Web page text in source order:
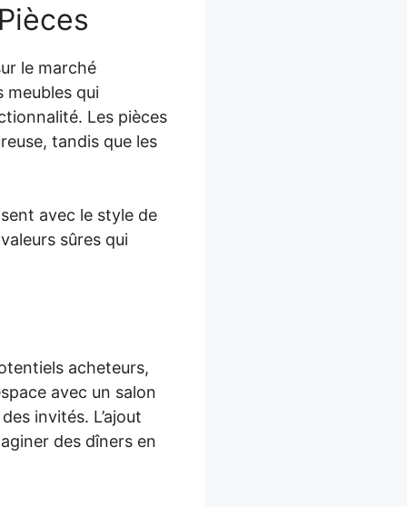
le marché
meubles qui
Les pièces
tandis que les
avec le style de
sûres qui
acheteurs,
avec un salon
invités. L’ajout
des dîners en